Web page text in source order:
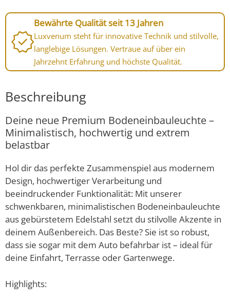
Bewährte Qualität seit 13 Jahren
Luxvenum steht für innovative Technik und stilvolle,
langlebige Lösungen. Vertraue auf über ein
Jahrzehnt Erfahrung und höchste Qualität.
Beschreibung
Deine neue Premium Bodeneinbauleuchte –
Minimalistisch, hochwertig und extrem
belastbar
Hol dir das perfekte Zusammenspiel aus modernem
Design, hochwertiger Verarbeitung und
beeindruckender Funktionalität: Mit unserer
schwenkbaren, minimalistischen Bodeneinbauleuchte
aus gebürstetem Edelstahl setzt du stilvolle Akzente in
deinem Außenbereich. Das Beste? Sie ist so robust,
dass sie sogar mit dem Auto befahrbar ist – ideal für
deine Einfahrt, Terrasse oder Gartenwege.
Highlights: